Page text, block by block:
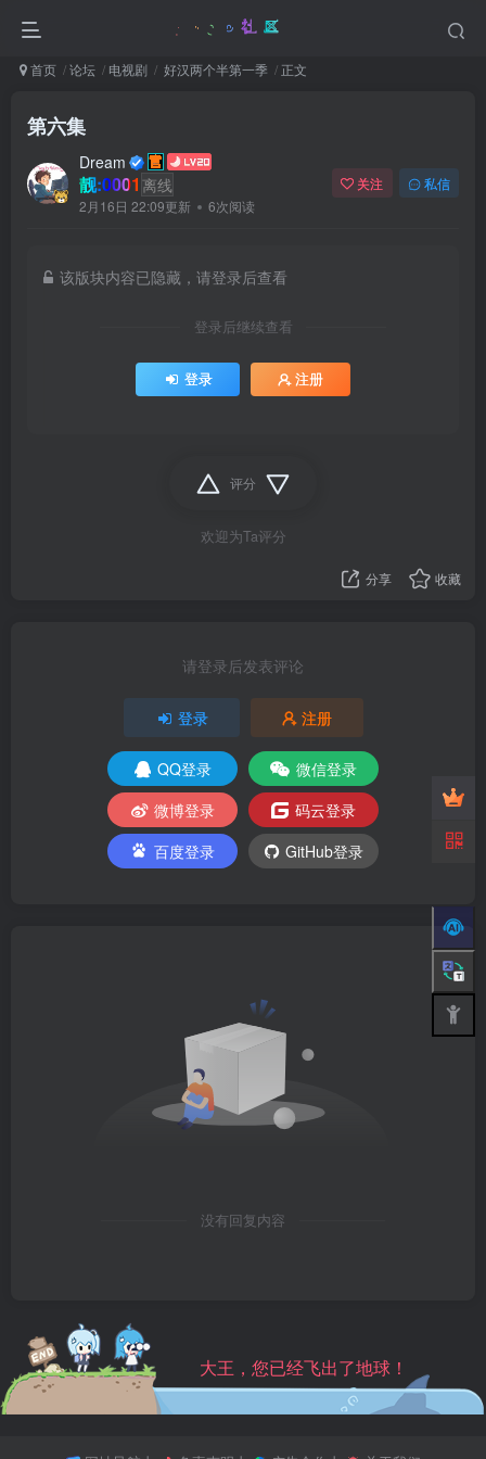
首页 论坛 电视剧 好汉两个半第一季 正文
第六集
Dream
靓:0001 离线
2月16日 22:09更新 6次阅读
关注 私信
该版块内容已隐藏，请登录后查看
登录后继续查看
登录 注册
评分
欢迎为Ta评分
分享 收藏
请登录后发表评论
登录 注册
QQ登录
微信登录
微博登录
码云登录
百度登录
GitHub登录
没有回复内容
大王，您已经飞出了地球！